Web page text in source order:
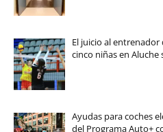
El juicio al
cinco niñas en Aluche
Ayudas para coches
del Programa Auto+